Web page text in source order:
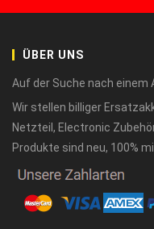
ÜBER UNS
Auf der Suche nach einem
Wir stellen billiger
Netzteil, Electronic
Produkte sind neu, 100%